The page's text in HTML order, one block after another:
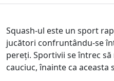
Squash-ul este un sport
jucători confruntându-se
pereți. Sportivii se întrec
cauciuc, înainte ca aceasta